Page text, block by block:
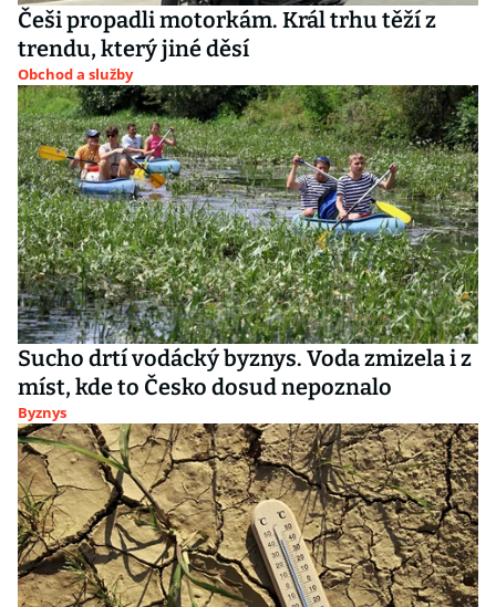
Češi propadli motorkám. Král trhu těží z
trendu, který jiné děsí
Obchod a služby
Sucho drtí vodácký byznys. Voda zmizela i z
míst, kde to Česko dosud nepoznalo
Byznys